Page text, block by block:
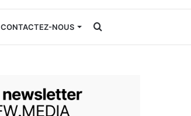
CONTACTEZ-NOUS Rechercher